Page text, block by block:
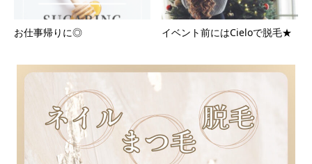
お仕事帰りに◎ イベント前にはCieloで脱毛★